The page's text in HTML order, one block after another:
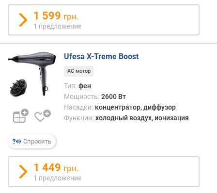
р
н
о
с
т
и
т
д
ш
ы
х
к
д
о
1 599 грн.
1 предложение
Спросить
Ufesa X-Treme Boost
AC мотор
Тип: фен
Мощность: 2600 Вт
Насадки: концентратор, диффузор
Функции: холодный воздух, ионизация
1 449 грн.
1 предложение